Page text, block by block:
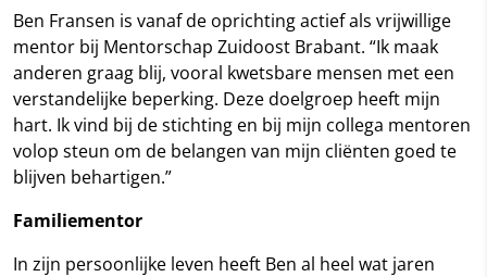
Ben Fransen is vanaf de oprichting actief als vrijwillige
mentor bij Mentorschap Zuidoost Brabant. “Ik maak
anderen graag blij, vooral kwetsbare mensen met een
verstandelijke beperking. Deze doelgroep heeft mijn
hart. Ik vind bij de stichting en bij mijn collega mentoren
volop steun om de belangen van mijn cliënten goed te
blijven behartigen.”
Familiementor
In zijn persoonlijke leven heeft Ben al heel wat jaren